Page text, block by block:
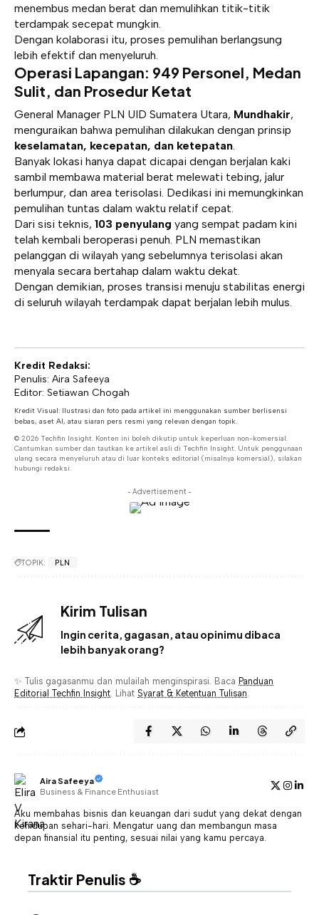
menembus medan berat dan memulihkan titik-titik
terdampak secepat mungkin.
Dengan kolaborasi itu, proses pemulihan berlangsung
lebih efektif dan menyeluruh.
Operasi Lapangan: 949 Personel, Medan
Sulit, dan Prosedur Ketat
General Manager PLN UID Sumatera Utara, Mundhakir,
menguraikan bahwa pemulihan dilakukan dengan prinsip
keselamatan, kecepatan, dan ketepatan.
Banyak lokasi hanya dapat dicapai dengan berjalan kaki
sambil membawa material berat melewati tebing, jalur
berlumpur, dan area terisolasi. Dedikasi ini memungkinkan
pemulihan tuntas dalam waktu relatif cepat.
Dari sisi teknis, 103 penyulang yang sempat padam kini
telah kembali beroperasi penuh. PLN memastikan
pelanggan di wilayah yang sebelumnya terisolasi akan
menyala secara bertahap dalam waktu dekat.
Dengan demikian, proses transisi menuju stabilitas energi
di seluruh wilayah terdampak dapat berjalan lebih mulus.
Kredit Redaksi:
Penulis: Aira Safeeya
Editor: Setiawan Chogah
Kredit Visual: Ilustrasi dan foto pada artikel ini menggunakan sumber berlisensi
bebas, aset AI, atau siaran pers resmi yang relevan dengan topik.
© 2026 Techfin Insight. Konten ini boleh dikutip untuk keperluan non-komersial.
Cantumkan sumber dan tautkan ke artikel asli di Techfin Insight. Untuk penggunaan
ulang secara menyeluruh atau di luar konteks editorial (misalnya komersial), silakan
hubungi redaksi.
- Advertisement -
TOPIK: PLN
Kirim Tulisan
Ingin cerita, gagasan, atau opinimu dibaca
lebih banyak orang?
✨ Tulis gagasanmu dan mulailah menginspirasi. Baca Panduan
Editorial Techfin Insight. Lihat Syarat & Ketentuan Tulisan.
Aira Safeeya
Business & Finance Enthusiast
Aku membahas bisnis dan keuangan dari sudut yang dekat dengan
kehidupan sehari-hari. Mengatur uang dan membangun masa
depan finansial itu penting, sesuai nilai yang kamu percaya.
Traktir Penulis ☕